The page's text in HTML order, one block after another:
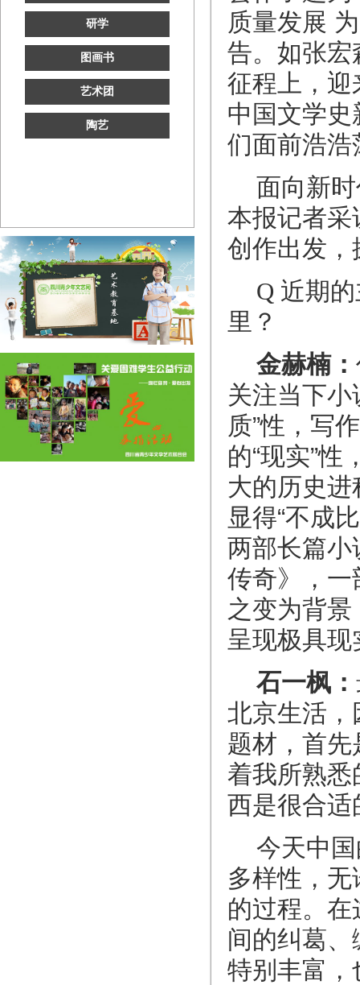
研学
图画书
艺术团
陶艺
质量发展
告。如张宏
征程上，迎
中国文学
们面前浩浩
面向新
本报记者采
创作出发，
Q 近期
里？
金赫楠：
关注当下小
质”性，写
的“现实”
大的历史
显得“不成
两部长篇小
传奇》，一
之变为背
呈现极具
石一枫：
北京生活，
题材，首
着我所熟悉
西是很合适
今天中
多样性，
的过程。
间的纠葛
特别丰富，